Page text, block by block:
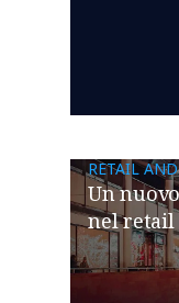
RETAIL
Un
nel retail